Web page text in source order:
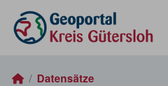
Datensätze